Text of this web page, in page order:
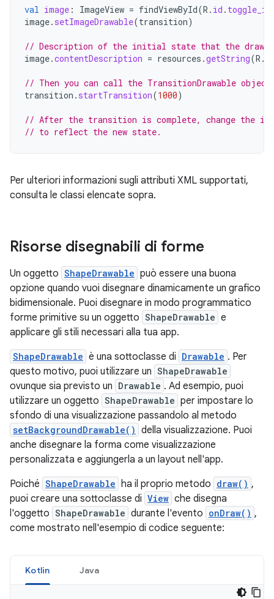
val image : ImageView = findViewById(R . id .
image. setImageDrawable(transition)
// Description of the initial state that the
image.contentDescription = resources .getString(R .
// Then you can call the TransitionDrawable
transition . startTransition(1000)
// After the transition is complete, change the
// to reflect the new state.
Per ulteriori informazioni sugli attributi XML supportati,
consulta le classi elencate sopra.
Risorse disegnabili di forme
Un oggetto ShapeDrawable può essere una buona
opzione quando vuoi disegnare dinamicamente un grafico
bidimensionale. Puoi disegnare in modo programmatico
forme primitive su un oggetto ShapeDrawable e
applicare gli stili necessari alla tua app.
ShapeDrawable è una sottoclasse di Drawable . Per
questo motivo, puoi utilizzare un ShapeDrawable
ovunque sia previsto un Drawable . Ad esempio, puoi
utilizzare un oggetto ShapeDrawable per impostare lo
sfondo di una visualizzazione passandolo al metodo
setBackgroundDrawable() della visualizzazione. Puoi
anche disegnare la forma come visualizzazione
personalizzata e aggiungerla a un layout nell'app.
Poiché ShapeDrawable ha il proprio metodo draw() ,
puoi creare una sottoclasse di View che disegna
l'oggetto ShapeDrawable durante l'evento onDraw() ,
come mostrato nell'esempio di codice seguente:
Kotlin Java